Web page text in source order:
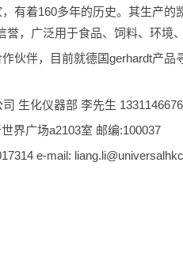
有着160多年的历史。其生产的
，广泛用于食品、饲料、环境
伙伴，目前就德国gerhardt产
生化仪器部 李先生
界广场a2103室 邮编:100037
e-mail: